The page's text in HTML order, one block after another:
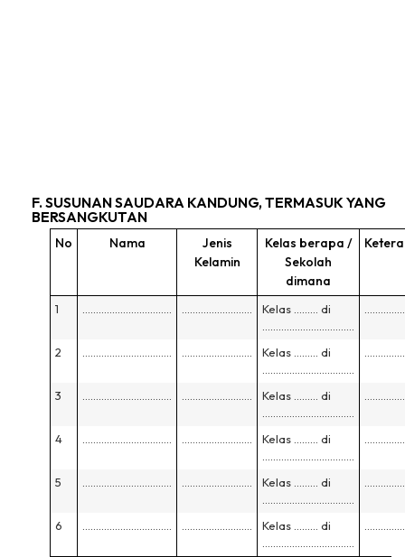
F. SUSUNAN SAUDARA KANDUNG, TERMASUK YANG
BERSANGKUTAN
No Nama
Jenis
Kelamin
Kelas berapa /
Sekolah
dimana
1
Kelas ……… di
2
Kelas ……… di
3
Kelas ……… di
4
Kelas ……… di
5
Kelas ……… di
6
Kelas ……… di